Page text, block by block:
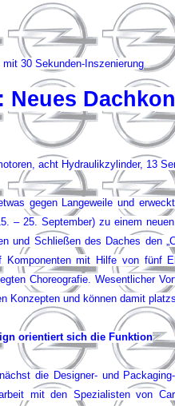
30 Sekunden-Inszenierung
Neues
acht Hydraulikzylinder, 13
gegen Langeweile und
– 25. September) zu einem
und Schließen des Daches den
Komponenten mit Hilfe von fünf
Choreografie. Wesentlicher
Konzepten und können damit
orientiert sich die Funktion
die Designer- und
mit den Spezialisten von